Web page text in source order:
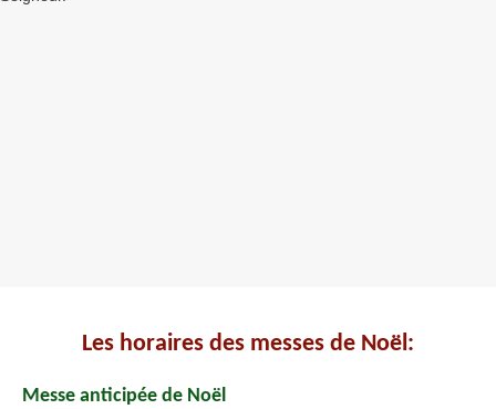
Les horaires des messes de Noël:
Messe anticipée de Noël